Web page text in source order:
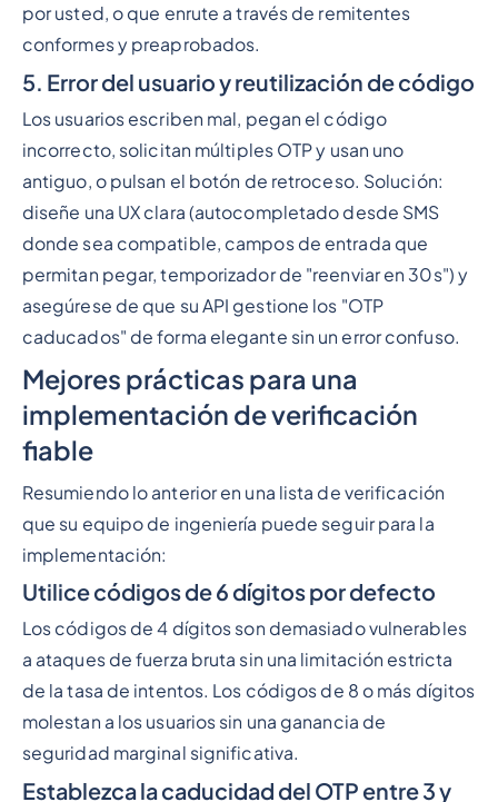
por usted, o que enrute a través de remitentes
conformes y preaprobados.
5. Error del usuario y reutilización de código
Los usuarios escriben mal, pegan el código
incorrecto, solicitan múltiples OTP y usan uno
antiguo, o pulsan el botón de retroceso. Solución:
diseñe una UX clara (autocompletado desde SMS
donde sea compatible, campos de entrada que
permitan pegar, temporizador de "reenviar en 30s") y
asegúrese de que su API gestione los "OTP
caducados" de forma elegante sin un error confuso.
Mejores prácticas para una
implementación de verificación
fiable
Resumiendo lo anterior en una lista de verificación
que su equipo de ingeniería puede seguir para la
implementación:
Utilice códigos de 6 dígitos por defecto
Los códigos de 4 dígitos son demasiado vulnerables
a ataques de fuerza bruta sin una limitación estricta
de la tasa de intentos. Los códigos de 8 o más dígitos
molestan a los usuarios sin una ganancia de
seguridad marginal significativa.
Establezca la caducidad del OTP entre 3 y